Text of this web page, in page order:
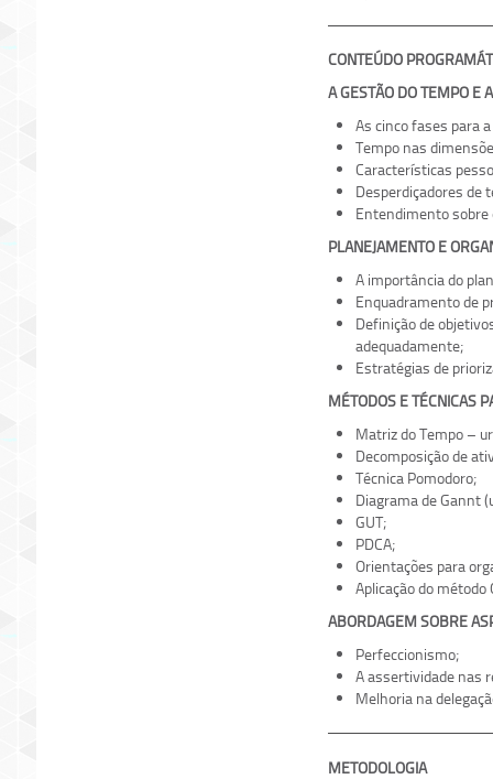
CONTEÚDO
A GESTÃO DO TEMPO E
As cinco fases para
Tempo nas
Características
Desperdiçadores de
Entendimento sobre
PLANEJAMENTO E
A importância do
Enquadramento de
Definição de
adequadamente;
Estratégias de
MÉTODOS E TÉCNICAS
Matriz do Tempo –
Decomposição de
Técnica Pomodoro;
Diagrama de Gannt
GUT;
PDCA;
Orientações para
Aplicação do método
ABORDAGEM SOBRE
Perfeccionismo;
A assertividade nas
Melhoria na